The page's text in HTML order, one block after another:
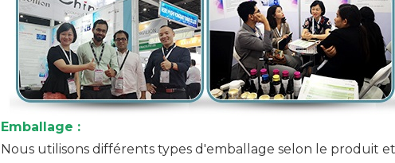
Emballage :
Nous utilisons différents types d'emballage selon le produit